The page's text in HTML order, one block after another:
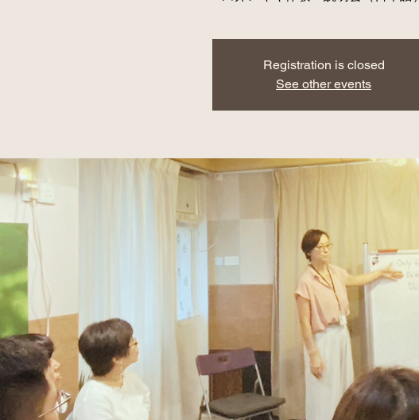
Registration is closed
See other events